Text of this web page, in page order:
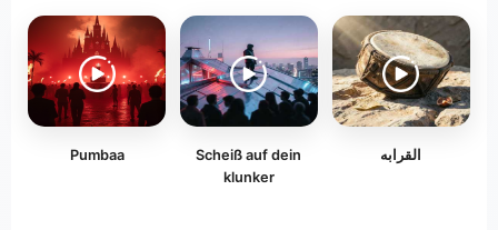
Pumbaa
Scheiß auf dein
klunker
القرابه